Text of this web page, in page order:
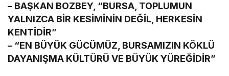
– BAŞKAN BOZBEY, “BURSA, TOPLUMUN
YALNIZCA BİR KESİMİNİN DEĞİL, HERKESİN
KENTİDİR”
– “EN BÜYÜK GÜCÜMÜZ, BURSAMIZIN KÖKLÜ
DAYANIŞMA KÜLTÜRÜ VE BÜYÜK YÜREĞİDİR”